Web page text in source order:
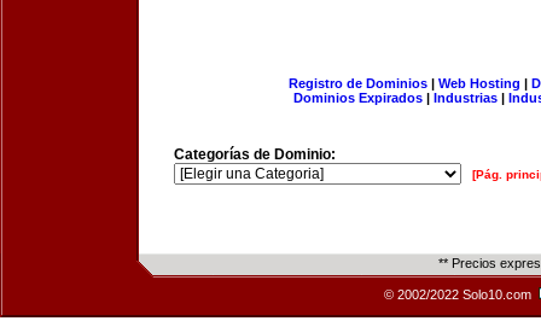
Registro de Dominios| Web Hosting |
Dominios Expirados | Industrias |
Categorías de Dominio:
[Pág.
** Precios
© 2002/2022 Solo10.com